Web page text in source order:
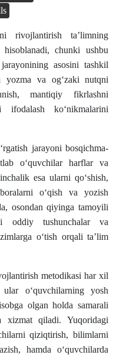
rivojlantirish ta’limning
hisoblanadi, chunki ushbu
asosini tashkil
yozma va ogʻzaki nutqni
mantiqiy fikrlashni
koʻnikmalarini
jarayoni bosqichma-
oʻquvchilar harflar va
esa ularni qoʻshish,
oʻqish va yozish
osondan qiyinga tamoyili
oddiy tushunchalar va
oʻtish orqali ta’lim
metodikasi har xil
ular oʻquvchilarning yosh
olgan holda samarali
xizmat qiladi. Yuqoridagi
qiziqtirish, bilimlarni
hamda oʻquvchilarda